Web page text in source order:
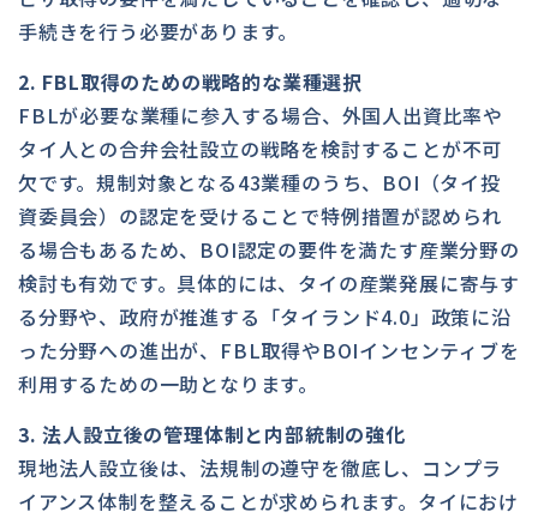
手続きを行う必要があります。
2. FBL取得のための戦略的な業種選択
FBLが必要な業種に参入する場合、外国人出資比率や
タイ人との合弁会社設立の戦略を検討することが不可
欠です。規制対象となる43業種のうち、BOI（タイ投
資委員会）の認定を受けることで特例措置が認められ
る場合もあるため、BOI認定の要件を満たす産業分野の
検討も有効です。具体的には、タイの産業発展に寄与す
る分野や、政府が推進する「タイランド4.0」政策に沿
った分野への進出が、FBL取得やBOIインセンティブを
利用するための一助となります。
3. 法人設立後の管理体制と内部統制の強化
現地法人設立後は、法規制の遵守を徹底し、コンプラ
イアンス体制を整えることが求められます。タイにおけ